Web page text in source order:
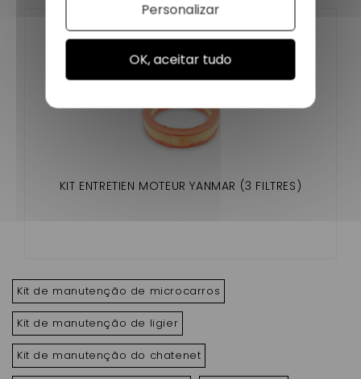
KIT ENTRETIEN MOTEUR YANMAR (3 FILTRES)
Kit de manutenção de microcarros
Kit de manutenção de ligier
Kit de manutenção do chatenet
OK, aceitar tudo
Personalizar